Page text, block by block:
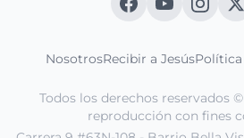
NosotrosRecibir a Jesús
Todos los derechos reservados
reproducción con fines